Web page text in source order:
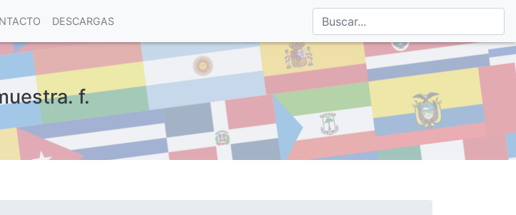
DESCARGAS
f.